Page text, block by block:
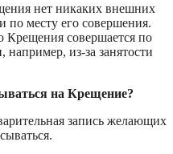
нет никаких внешних
по месту его совершения.
Крещения совершается по
из-за занятости
на Крещение?
запись желающих